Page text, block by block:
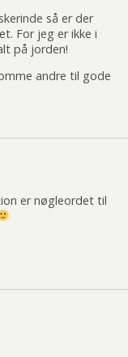
så er der
For jeg er ikke i
på jorden!
andre til gode
er nøgleordet til